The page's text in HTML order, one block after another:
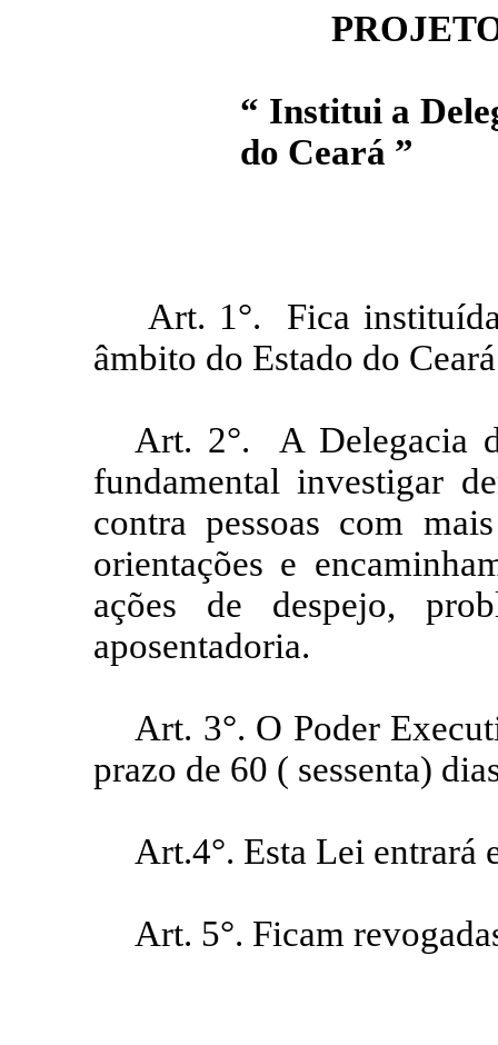
“ Institui a
do Ceará ”
Art. 1°.
Fica
âmbito do Estado do
Art. 2°.
A Delegacia
fundamental investigar
contra pessoas com
orientações e
ações de despejo,
aposentadoria.
Art. 3°. O Poder
prazo de 60 ( sessenta)
Art.4°. Esta Lei entrará
Art. 5°. Ficam